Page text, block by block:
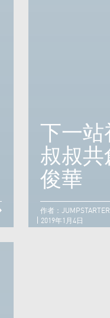
源（
創辦人
官）
下一
叔叔共
俊華
作者：JUMPSTARTER
2019年1月4日